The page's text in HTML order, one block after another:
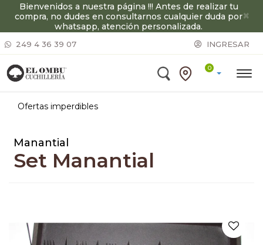
×
Bienvenidos a nuestra página !!! Antes de realizar tu
compra, no dudes en consultarnos cualquier duda por
whatsapp, atención personalizada.
249 4 36 39 07 INGRESAR
0
Ofertas imperdibles
Manantial
Set Manantial